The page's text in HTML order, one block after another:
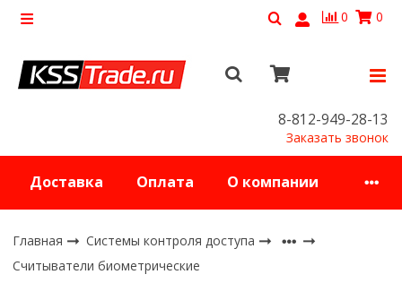
0 0
8-812-949-28-13
Заказать звонок
Доставка Оплата О компании
Главная
Системы контроля доступа
Считыватели биометрические